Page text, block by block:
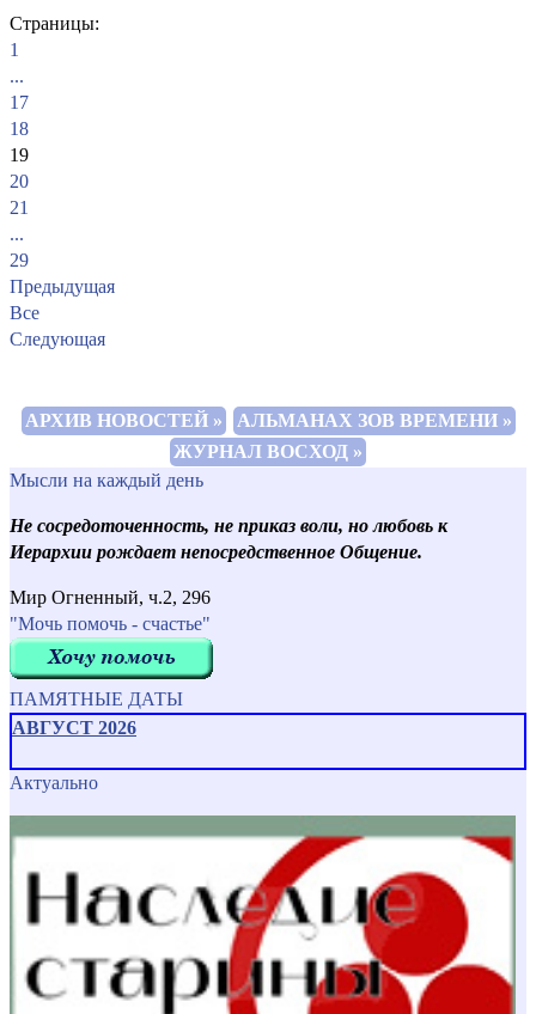
Страницы:
1
...
17
18
19
20
21
...
29
Предыдущая
Все
Следующая
АРХИВ НОВОСТЕЙ »
АЛЬМАНАХ ЗОВ ВРЕМЕНИ »
ЖУРНАЛ ВОСХОД »
Мысли на каждый день
Не сосредоточенность, не приказ воли, но любовь к
Иерархии рождает непосредственное Общение.
Мир Огненный, ч.2, 296
"Мочь помочь - счастье"
ПАМЯТНЫЕ ДАТЫ
АВГУСТ 2026
Актуально